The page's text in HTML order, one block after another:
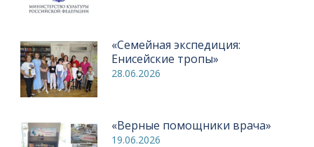
«Семейная экспедиция:
Енисейские тропы»
28.06.2026
«Верные помощники врача»
19.06.2026